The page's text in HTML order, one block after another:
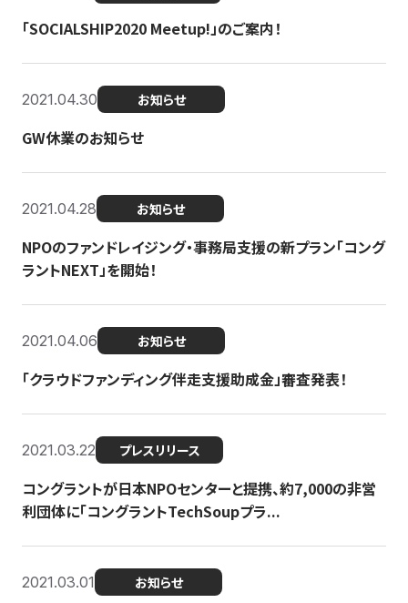
「SOCIALSHIP2020 Meetup!」のご案内！
2021.04.30 お知らせ
GW休業のお知らせ
2021.04.28 お知らせ
NPOのファンドレイジング・事務局支援の新プラン「コング
ラントNEXT」を開始！
2021.04.06 お知らせ
「クラウドファンディング伴走支援助成金」審査発表！
2021.03.22 プレスリリース
コングラントが日本NPOセンターと提携、約7,000の非営
利団体に「コングラントTechSoupプラ...
2021.03.01 お知らせ